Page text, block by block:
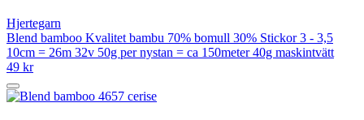
Hjertegarn
Blend bamboo Kvalitet bambu 70% bomull 30% Stickor 3 - 3,5
10cm = 26m 32v 50g per nystan = ca 150meter 40g maskintvätt
49 kr